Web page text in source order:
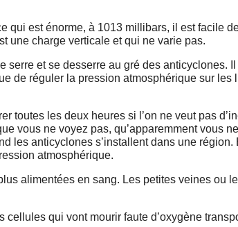
qui est énorme, à 1013 millibars, il est facile
une charge verticale et qui ne varie pas.
et se desserre au gré des anticyclones. Il
de réguler la pression atmosphérique sur les
toutes les deux heures si l’on ne veut pas
vous ne voyez pas, qu’apparemment vous
les anticyclones s’installent dans une région.
atmosphérique.
alimentées en sang. Les petites veines ou
qui vont mourir faute d’oxygène